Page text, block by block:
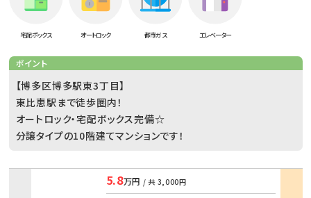
宅配ボックス オートロック 都市ガス エレベーター
ポイント
【博多区博多駅東3丁目】
東比恵駅まで徒歩圏内！
オートロック・宅配ボックス完備☆
分譲タイプの10階建てマンションです！
5.8万円 / 共 3,000円